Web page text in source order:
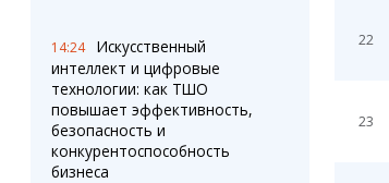
14:24
Искусственный
интеллект и цифровые
технологии: как ТШО
повышает эффективность,
безопасность и
конкурентоспособность
бизнеса
22
23